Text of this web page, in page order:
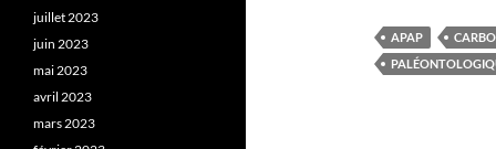
APAP
juillet 2023
juin 2023
mai 2023
avril 2023
mars 2023